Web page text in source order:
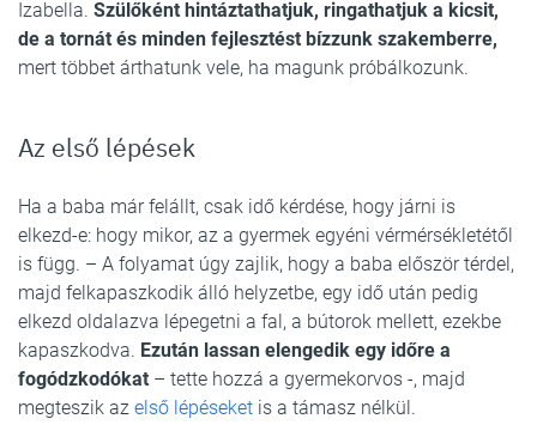
Izabella. Szülőként hintáztathatjuk, ringathatjuk a kicsit,
de a tornát és minden fejlesztést bízzunk szakemberre,
mert többet árthatunk vele, ha magunk próbálkozunk.
Az első lépések
Ha a baba már felállt, csak idő kérdése, hogy járni is
elkezd-e: hogy mikor, az a gyermek egyéni vérmérsékletétől
is függ. – A folyamat úgy zajlik, hogy a baba először térdel,
majd felkapaszkodik álló helyzetbe, egy idő után pedig
elkezd oldalazva lépegetni a fal, a bútorok mellett, ezekbe
kapaszkodva. Ezután lassan elengedik egy időre a
fogódzkodókat – tette hozzá a gyermekorvos -, majd
megteszik az első lépéseket is a támasz nélkül.